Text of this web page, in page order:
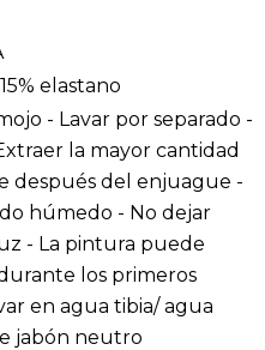
elastano
- Lavar por separado -
la mayor cantidad
después del enjuague -
húmedo - No dejar
- La pintura puede
los primeros
en agua tibia/ agua
jabón neutro